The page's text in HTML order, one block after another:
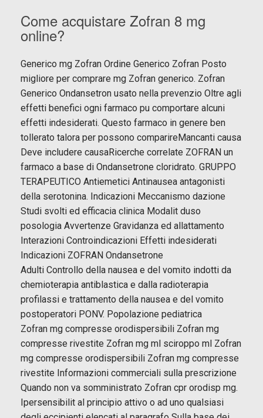
Come acquistare Zofran 8 mg
online?
Generico mg Zofran Ordine Generico Zofran Posto
migliore per comprare mg Zofran generico. Zofran
Generico Ondansetron usato nella prevenzio Oltre agli
effetti benefici ogni farmaco pu comportare alcuni
effetti indesiderati. Questo farmaco in genere ben
tollerato talora per possono comparireMancanti causa
Deve includere causaRicerche correlate ZOFRAN un
farmaco a base di Ondansetrone cloridrato. GRUPPO
TERAPEUTICO Antiemetici Antinausea antagonisti
della serotonina. Indicazioni Meccanismo dazione
Studi svolti ed efficacia clinica Modalit duso
posologia Avvertenze Gravidanza ed allattamento
Interazioni Controindicazioni Effetti indesiderati
Indicazioni ZOFRAN Ondansetrone
Adulti Controllo della nausea e del vomito indotti da
chemioterapia antiblastica e dalla radioterapia
profilassi e trattamento della nausea e del vomito
postoperatori PONV. Popolazione pediatrica
Zofran mg compresse orodispersibili Zofran mg
compresse rivestite Zofran mg ml sciroppo ml Zofran
mg compresse orodispersibili Zofran mg compresse
rivestite Informazioni commerciali sulla prescrizione
Quando non va somministrato Zofran cpr orodisp mg.
Ipersensibilit al principio attivo o ad uno qualsiasi